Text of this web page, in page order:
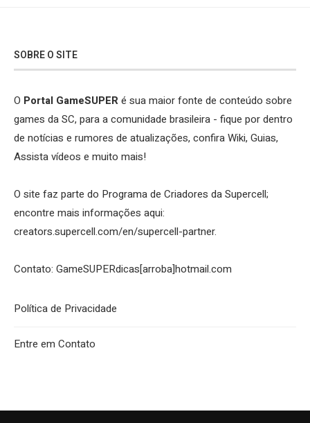
SOBRE O SITE
O Portal GameSUPERé sua maior fonte de conteúdo sobre
games da SC, para a comunidade brasileira - fique por dentro
de notícias e rumores de atualizações, confira Wiki, Guias,
Assista vídeos e muito mais!
O site faz parte do Programa de Criadores da Supercell;
encontre mais informações aqui:
creators.supercell.com/en/supercell-partner.
Contato: GameSUPERdicas[arroba]hotmail.com
Política de Privacidade
Entre em Contato